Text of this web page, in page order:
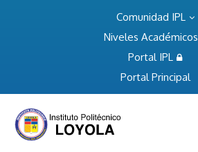
Comunidad IPL
Niveles Académicos
Portal IPL
Portal Principal